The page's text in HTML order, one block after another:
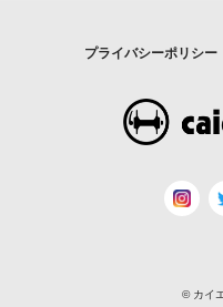
プライバシーポリシー
© カイ